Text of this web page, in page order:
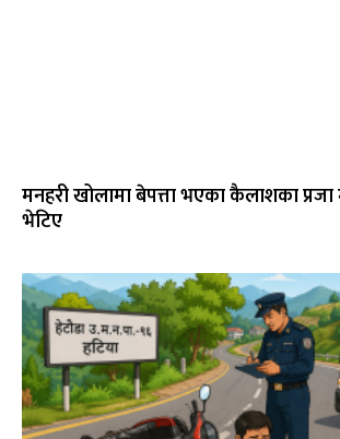
मनहरी खोलामा बेपत्ता भएका कैलाशका
भेटिए